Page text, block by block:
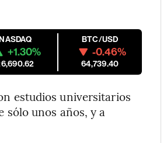
+1.30%
BTC/USD
-0.46%
64,739.40
estudios universitarios
sólo unos años, y a